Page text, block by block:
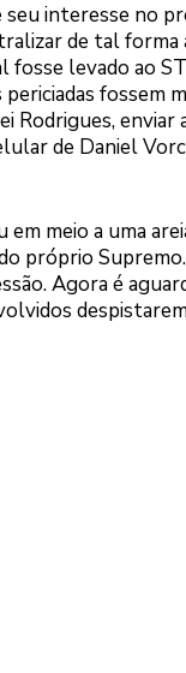
interesse no
de tal forma
levado ao
fossem
Rodrigues,
de Daniel
meio a uma
próprio
Agora é